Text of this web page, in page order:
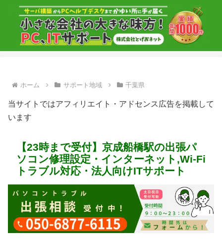
ホーム サポート地域 千葉県
当サイトではアフィリエイト・アドセンス広告を掲載して
います
【23時まで受付】京成船橋駅の出張パ
ソコン修理設定・インターネット,Wi-Fi
トラブル対応・法人向けITサポート